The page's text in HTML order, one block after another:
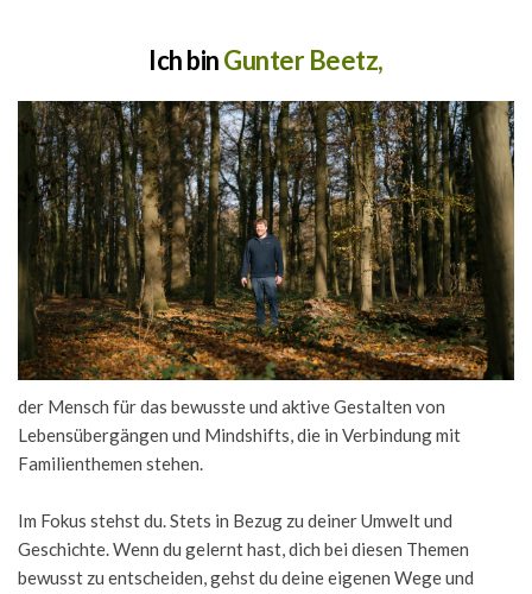
Ich bin Gunter Beetz,
der Mensch für das bewusste und aktive Gestalten von
Lebensübergängen und Mindshifts, die in Verbindung mit
Familienthemen stehen.
Im Fokus stehst du. Stets in Bezug zu deiner Umwelt und
Geschichte. Wenn du gelernt hast, dich bei diesen Themen
bewusst zu entscheiden, gehst du deine eigenen Wege und